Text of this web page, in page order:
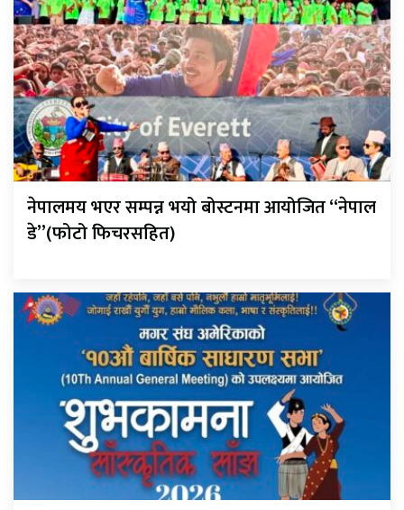
नेपालमय भएर सम्पन्न भयो बोस्टनमा आयोजित “नेपाल
डे”(फोटो फिचरसहित)